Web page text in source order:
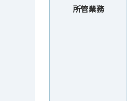
所管業務